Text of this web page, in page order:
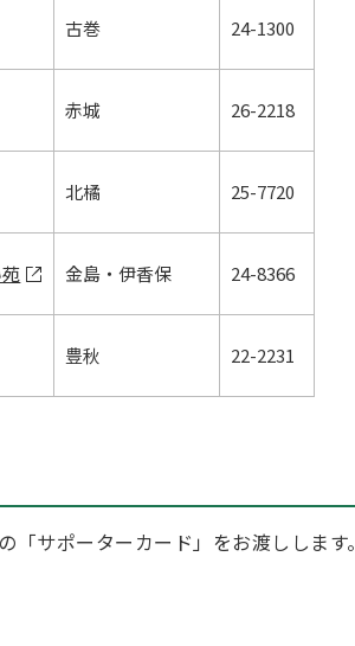
古巻 24-1300
赤城 26-2218
北橘 25-7720
金島・伊香保 24-8366
豊秋 22-2231
サポーターカード」をお渡しします。